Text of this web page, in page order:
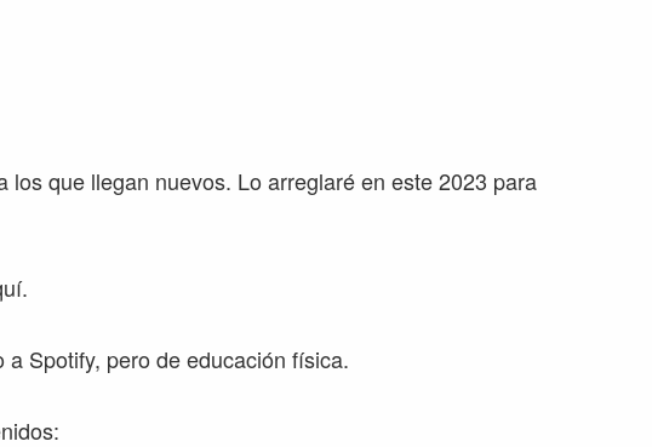
los que llegan nuevos. Lo arreglaré en este 2023 para
Spotify, pero de educación física.